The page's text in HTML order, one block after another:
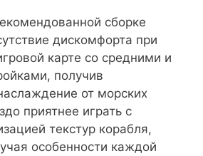
сборке
дискомфорта при
карте со средними и
получив
от морских
приятнее играть с
текстур корабля,
особенности каждой